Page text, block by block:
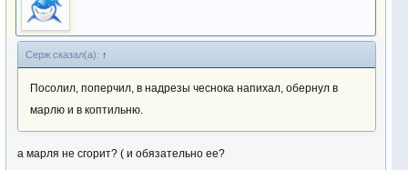
Серж сказал(а): ↑
Посолил, поперчил, в надрезы чеснока напихал, обернул в
марлю и в коптильню.
а марля не сгорит? ( и обязательно ее?